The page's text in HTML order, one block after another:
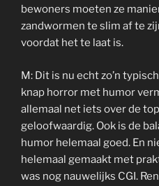
bewoners moeten ze
zandwormen te slim af te
voordat het te laat is.
M: Dit is nu echt zo’n
knap horror met humor
allemaal net iets over de
geloofwaardig. Ook is de
humor helemaal goed. En
helemaal gemaakt met
was nog nauwelijks CGI.